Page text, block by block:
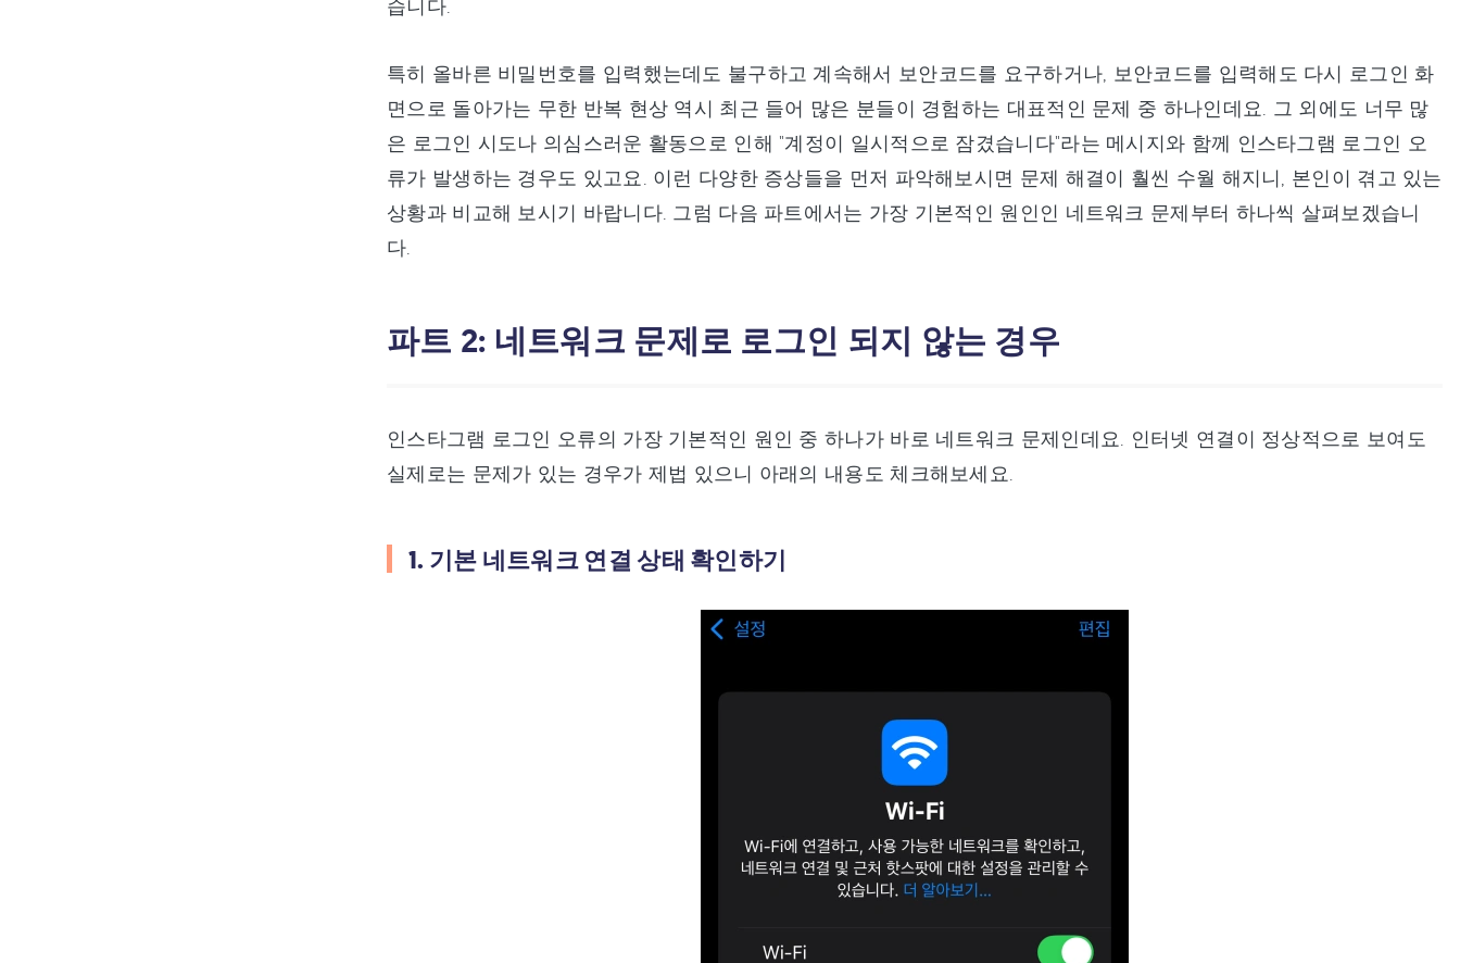
습니다.
특히 올바른 비밀번호를 입력했는데도 불구하고 계속해서 보안코드를 요구하거나, 보안코드를 입력해도 다시 로그인 화
면으로 돌아가는 무한 반복 현상 역시 최근 들어 많은 분들이 경험하는 대표적인 문제 중 하나인데요. 그 외에도 너무 많
은 로그인 시도나 의심스러운 활동으로 인해 "계정이 일시적으로 잠겼습니다"라는 메시지와 함께 인스타그램 로그인 오
류가 발생하는 경우도 있고요. 이런 다양한 증상들을 먼저 파악해보시면 문제 해결이 훨씬 수월 해지니, 본인이 겪고 있는
상황과 비교해 보시기 바랍니다. 그럼 다음 파트에서는 가장 기본적인 원인인 네트워크 문제부터 하나씩 살펴보겠습니
다.
파트 2: 네트워크 문제로 로그인 되지 않는 경우
인스타그램 로그인 오류의 가장 기본적인 원인 중 하나가 바로 네트워크 문제인데요. 인터넷 연결이 정상적으로 보여도
실제로는 문제가 있는 경우가 제법 있으니 아래의 내용도 체크해보세요.
1. 기본 네트워크 연결 상태 확인하기